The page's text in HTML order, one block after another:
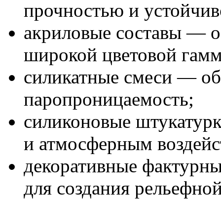
прочностью и
акриловые составы —
широкой цветовой
силикатные смеси —
паропроницаемость;
силиконовые
и атмосферным
декоративные
для создания